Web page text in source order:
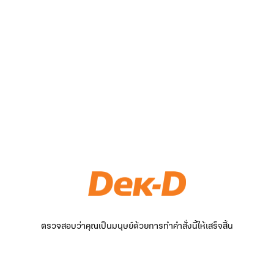
ตรวจสอบว่าคุณเป็นมนุษย์ด้วยการทำคำสั่งนี้ให้เสร็จสิ้น